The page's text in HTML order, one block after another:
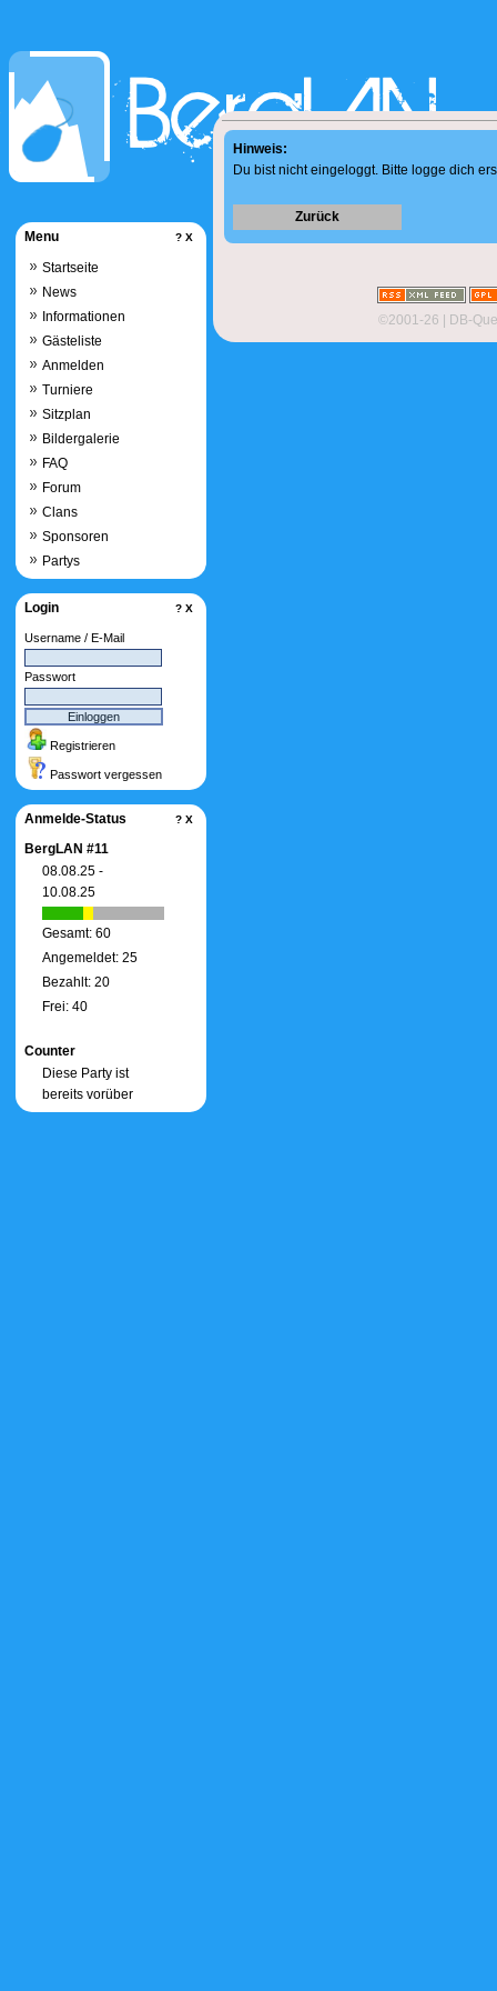
Hinweis:
Du bist nicht eingeloggt. Bitte logge dich
Zurück
©2001-26 | DB-
Menu ? X
Startseite
News
Informationen
Gästeliste
Anmelden
Turniere
Sitzplan
Bildergalerie
FAQ
Forum
Clans
Sponsoren
Partys
Login ? X
Username / E-Mail
Passwort
Registrieren
Passwort vergessen
Anmelde-Status ? X
BergLAN #11
08.08.25 -
10.08.25
Gesamt: 60
Angemeldet: 25
Bezahlt: 20
Frei: 40
Counter
Diese Party ist
bereits vorüber